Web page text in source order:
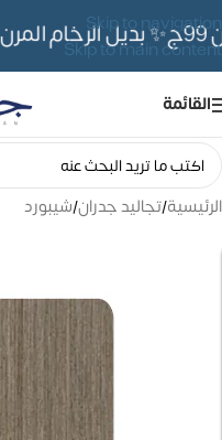
Skip to navigation
Skip to main content
✨ بديل الرخام المرن 565ج بدلًا من 690ج لفترة محدوده
القائمة
الرئيسية/تجاليد جدران/شيبورد